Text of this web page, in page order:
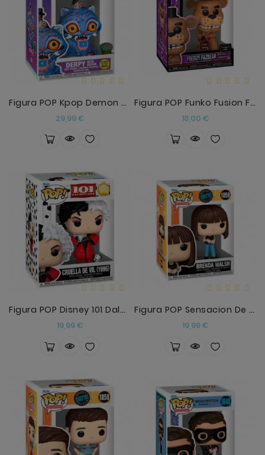
Figura POP Kpop Demon Hunters Derpy With Sussie Gl
29,99 €Precio
Figura POP Funko Fusion Five Nights At Freddys Fre
18,00 €Precio
Figura POP Disney 101 Dalmatas Cruella De Vil (199
19,99 €Precio
Figura POP Sensacion De Vivir Brenda Walsh
19,99 €Precio